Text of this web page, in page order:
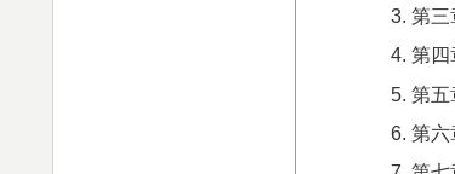
第
第
第
第